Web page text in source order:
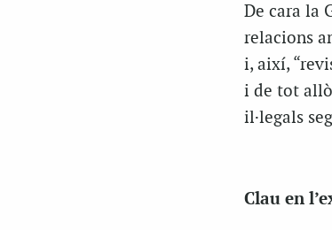
De cara la
relacions
i, així,
i de tot allò
il·legals
Clau en